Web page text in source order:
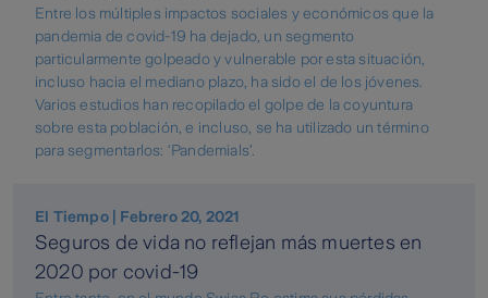
Entre los múltiples impactos sociales y económicos que la
pandemia de covid-19 ha dejado, un segmento
particularmente golpeado y vulnerable por esta situación,
incluso hacia el mediano plazo, ha sido el de los jóvenes.
Varios estudios han recopilado el golpe de la coyuntura
sobre esta población, e incluso, se ha utilizado un término
para segmentarlos: ‘Pandemials’.
El Tiempo | Febrero 20, 2021
Seguros de vida no reflejan más muertes en
2020 por covid-19